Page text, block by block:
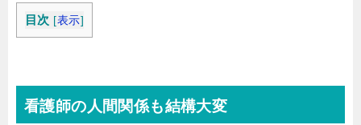
目次 [表示]
看護師の人間関係も結構大変